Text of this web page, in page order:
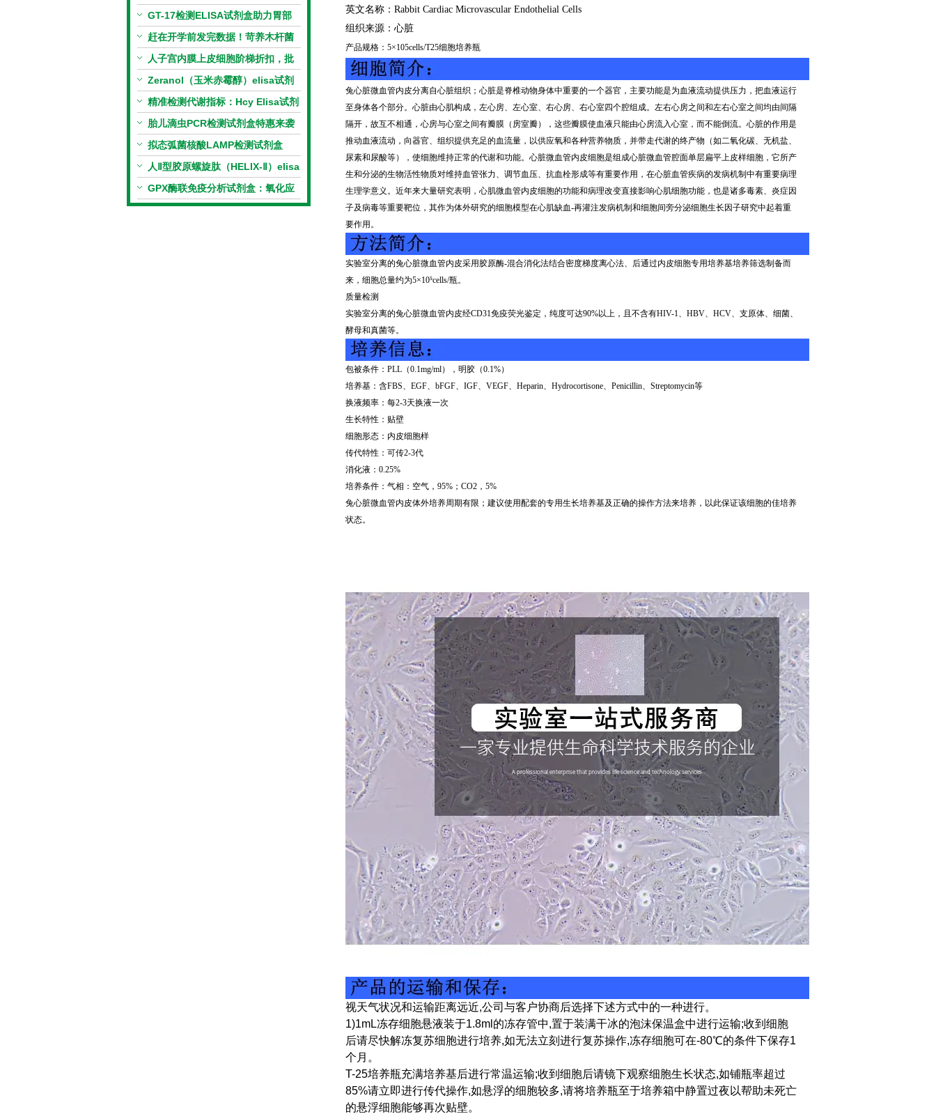
GT-17检测ELISA试剂盒助力胃部
相关指标样本定量研究
赶在开学前发完数据！苛养木杆菌
PCR检测试剂盒暑假优惠开启
人子宫内膜上皮细胞阶梯折扣，批
量更划算
Zeranol（玉米赤霉醇）elisa试剂
盒特惠
精准检测代谢指标：Hcy Elisa试剂
盒的科研应用与技术特点
胎儿滴虫PCR检测试剂盒特惠来袭
拟态弧菌核酸LAMP检测试剂盒
（恒温荧光法）新品上市优惠活动
人Ⅱ型胶原螺旋肽（HELIX-Ⅱ）elisa
试剂盒科研优惠活动开启
GPX酶联免疫分析试剂盒：氧化应
激研究精准检测工具
英文名称： Rabbit Cardiac Microvascular Endothelial Cells
组织来源： 心脏
产品规格： 5×105cells/T25细胞培养瓶
兔心脏微血管内皮分离自心脏组织；心脏是脊椎动物身体中重要的一个器官，主要功能是为血液流动提供压力，把血液运行
至身体各个部分。心脏由心肌构成，左心房、左心室、右心房、右心室四个腔组成。左右心房之间和左右心室之间均由间隔
隔开，故互不相通，心房与心室之间有瓣膜（房室瓣），这些瓣膜使血液只能由心房流入心室，而不能倒流。心脏的作用是
推动血液流动，向器官、组织提供充足的血流量，以供应氧和各种营养物质，并带走代谢的终产物（如二氧化碳、无机盐、
尿素和尿酸等），使细胞维持正常的代谢和功能。心脏微血管内皮细胞是组成心脏微血管腔面单层扁平上皮样细胞，它所产
生和分泌的生物活性物质对维持血管张力、调节血压、抗血栓形成等有重要作用，在心脏血管疾病的发病机制中有重要病理
生理学意义。近年来大量研究表明，心肌微血管内皮细胞的功能和病理改变直接影响心肌细胞功能，也是诸多毒素、炎症因
子及病毒等重要靶位，其作为体外研究的细胞模型在心肌缺血-再灌注发病机制和细胞间旁分泌细胞生长因子研究中起着重
要作用。
实验室分离的兔心脏微血管内皮采用胶原酶-混合消化法结合密度梯度离心法、后通过内皮细胞专用培养基培养筛选制备而
来，细胞总量约为5×10⁵cells/瓶。
质量检测
实验室分离的兔心脏微血管内皮经CD31免疫荧光鉴定，纯度可达90%以上，且不含有HIV-1、 HBV、 HCV、支原体、细菌、
酵母和真菌等。
包被条件： PLL （0.1mg/ml），明胶（0.1%）
培养基：含FBS、 EGF、 bFGF、 IGF、 VEGF、 Heparin、 Hydrocortisone、 Penicillin、 Streptomycin等
换液频率：每2-3天换液一次
生长特性：贴壁
细胞形态：内皮细胞样
传代特性：可传2-3代
消化液： 0.25%
培养条件：气相：空气， 95% ； CO2 ， 5%
兔心脏微血管内皮体外培养周期有限；建议使用配套的专用生长培养基及正确的操作方法来培养，以此保证该细胞的佳培养
状态。
视天气状况和运输距离远近,公司与客户协商后选择下述方式中的一种进行。
1)1mL冻存细胞悬液装于1.8ml的冻存管中,置于装满干冰的泡沫保温盒中进行运输;收到细胞
后请尽快解冻复苏细胞进行培养,如无法立刻进行复苏操作,冻存细胞可在-80℃的条件下保存1
个月。
T-25培养瓶充满培养基后进行常温运输;收到细胞后请镜下观察细胞生长状态,如铺瓶率超过
85%请立即进行传代操作,如悬浮的细胞较多,请将培养瓶至于培养箱中静置过夜以帮助未死亡
的悬浮细胞能够再次贴壁。